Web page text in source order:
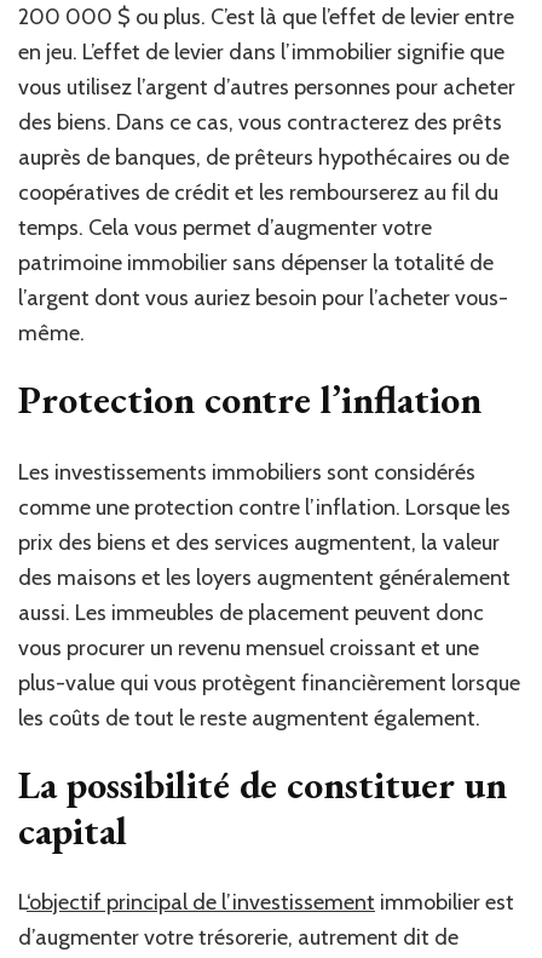
200 000 $ ou plus. C’est là que l’effet de levier entre
en jeu. L’effet de levier dans l’immobilier signifie que
vous utilisez l’argent d’autres personnes pour acheter
des biens. Dans ce cas, vous contracterez des prêts
auprès de banques, de prêteurs hypothécaires ou de
coopératives de crédit et les rembourserez au fil du
temps. Cela vous permet d’augmenter votre
patrimoine immobilier sans dépenser la totalité de
l’argent dont vous auriez besoin pour l’acheter vous-
même.
Protection contre l’inflation
Les investissements immobiliers sont considérés
comme une protection contre l’inflation. Lorsque les
prix des biens et des services augmentent, la valeur
des maisons et les loyers augmentent généralement
aussi. Les immeubles de placement peuvent donc
vous procurer un revenu mensuel croissant et une
plus-value qui vous protègent financièrement lorsque
les coûts de tout le reste augmentent également.
La possibilité de constituer un
capital
L‘objectif principal de l’investissement immobilier est
d’augmenter votre trésorerie, autrement dit de